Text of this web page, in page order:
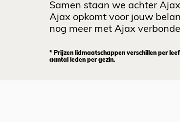
Samen staan we achter
Ajax opkomt voor jouw
nog meer met Ajax
* Prijzen lidmaatschappen verschillen per
aantal leden per gezin.